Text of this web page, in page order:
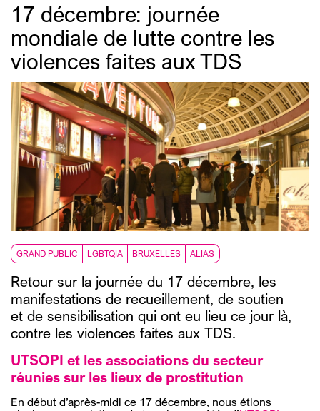
17 décembre: journée
mondiale de lutte contre les
violences faites aux TDS
GRAND PUBLIC LGBTQIA BRUXELLES ALIAS
Retour sur la journée du 17 décembre, les
manifestations de recueillement, de soutien
et de sensibilisation qui ont eu lieu ce jour là,
contre les violences faites aux TDS.
UTSOPI et les associations du secteur
réunies sur les lieux de prostitution
En début d’après-midi ce 17 décembre, nous étions